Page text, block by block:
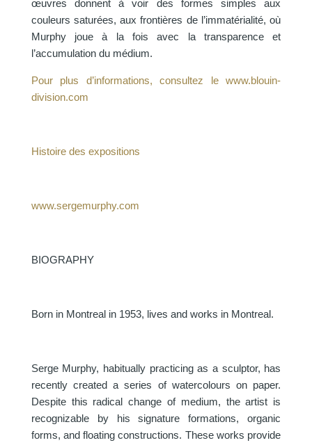
œuvres donnent à voir des formes simples aux
couleurs saturées, aux frontières de l’immatérialité, où
Murphy joue à la fois avec la transparence et
l’accumulation du médium.
Pour plus d’informations, consultez le www.blouin-
division.com
Histoire des expositions
www.sergemurphy.com
BIOGRAPHY
Born in Montreal in 1953, lives and works in Montreal.
Serge Murphy, habitually practicing as a sculptor, has
recently created a series of watercolours on paper.
Despite this radical change of medium, the artist is
recognizable by his signature formations, organic
forms, and floating constructions. These works provide